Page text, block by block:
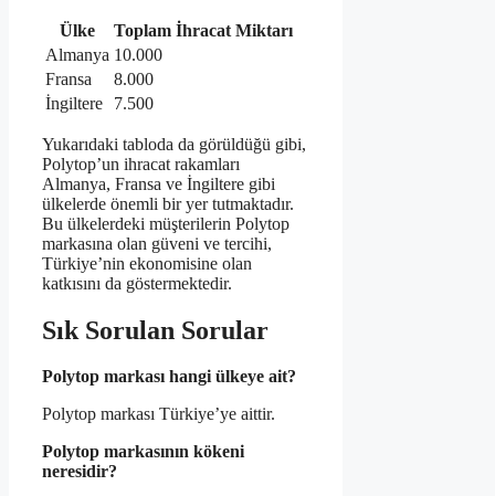
Ülke
Toplam İhracat Miktarı
Almanya 10.000
Fransa
8.000
İngiltere
7.500
Yukarıdaki tabloda da görüldüğü gibi,
Polytop’un ihracat rakamları
Almanya, Fransa ve İngiltere gibi
ülkelerde önemli bir yer tutmaktadır.
Bu ülkelerdeki müşterilerin Polytop
markasına olan güveni ve tercihi,
Türkiye’nin ekonomisine olan
katkısını da göstermektedir.
Sık Sorulan Sorular
Polytop markası hangi ülkeye ait?
Polytop markası Türkiye’ye aittir.
Polytop markasının kökeni
neresidir?